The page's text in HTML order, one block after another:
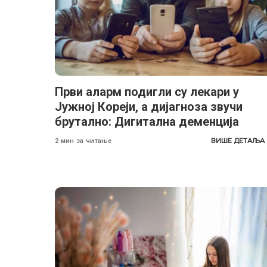
Први аларм подигли су лекари у
Јужној Кореји, а дијагноза звучи
брутално: Дигитална деменција
2 мин за читање ВИШЕ ДЕТАЉА